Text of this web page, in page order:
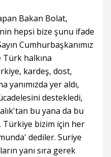
Bakan Bolat,
hepsi bize şunu ifade
Cumhurbaşkanımız
Türk halkına
kardeş, dost,
yer aldı,
destekledi,
bu yana da bu
Türkiye bizim için her
dediler. Suriye
yanı sıra gerek